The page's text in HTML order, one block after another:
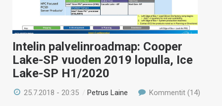
VAIHDA TEEMA
HAKU
Intelin palvelinroadmap: Cooper
Lake-SP vuoden 2019 lopulla, Ice
Lake-SP H1/2020
25.7.2018 - 20:35 /Petrus Laine Kommentit (14)